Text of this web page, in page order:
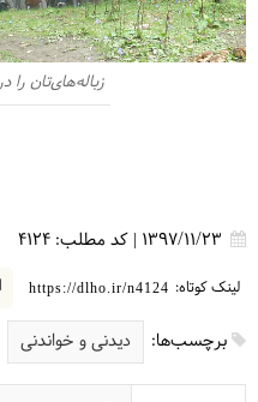
زباله‌های‌تان
1397/11/23
| کد مطلب: 4124
لینک کوتاه: https://dlho.ir/n4124
برچسب‌ها: دیدنی و خواندنی